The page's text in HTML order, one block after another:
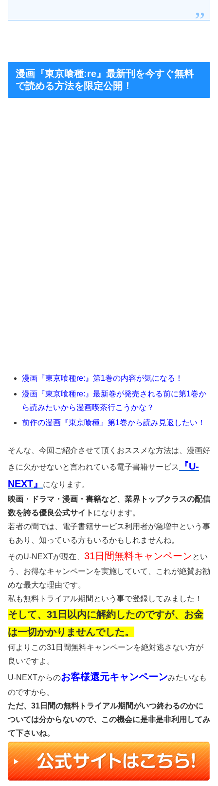
漫画『東京喰種:re』最新刊を今すぐ無料
で読める方法を限定公開！
漫画『東京喰種re:』第1巻の内容が気になる！
漫画『東京喰種re:』最新巻が発売される前に第1巻か
ら読みたいから漫画喫茶行こうかな？
前作の漫画『東京喰種』第1巻から読み見返したい！
そんな、今回ご紹介させて頂くおススメな方法は、漫画好
きに欠かせないと言われている電子書籍サービス
『U-
NEXT』
になります。
映画・ドラマ・漫画・書籍など、業界トップクラスの配信
数を誇る優良公式サイト になります。
若者の間では、電子書籍サービス利用者が急増中という事
もあり、知っている方もいるかもしれませんね。
そのU-NEXTが現在、 31日間無料キャンペーンとい
う、お得なキャンペーンを実施していて、これが絶賛お勧
めな最大な理由です。
私も無料トライアル期間という事で登録してみました！
そして、31日以内に解約したのですが、お金
は一切かかりませんでした。
何よりこの31日間無料キャンペーンを絶対逃さない方が
良いですよ。
U-NEXTからのお客様還元キャンペーンみたいなも
のですから。
ただ、31日間の無料トライアル期間がいつ終わるのかに
ついては分からないので、この機会に是非是非利用してみ
て下さいね。